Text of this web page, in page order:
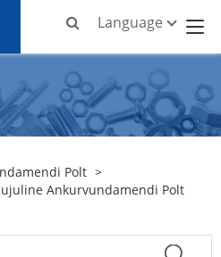
Language
Polt >
Ankurvundamendi Polt